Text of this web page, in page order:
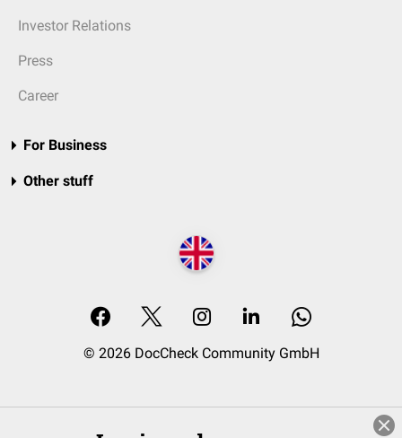
Investor Relations
Press
Career
For Business
Other stuff
© 2026 DocCheck Community GmbH